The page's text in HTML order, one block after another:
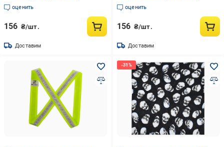
оценить
156 ₴/шт.
Доставим
оценить
156 ₴/шт.
Доставим